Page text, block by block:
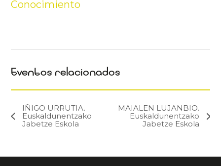
Conocimiento
Eventos relacionados
IÑIGO URRUTIA.
Euskaldunentzako
Jabetze Eskola
MAIALEN LUJANBIO.
Euskaldunentzako
Jabetze Eskola